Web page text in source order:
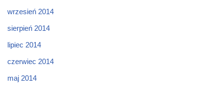
wrzesień 2014
sierpień 2014
lipiec 2014
czerwiec 2014
maj 2014